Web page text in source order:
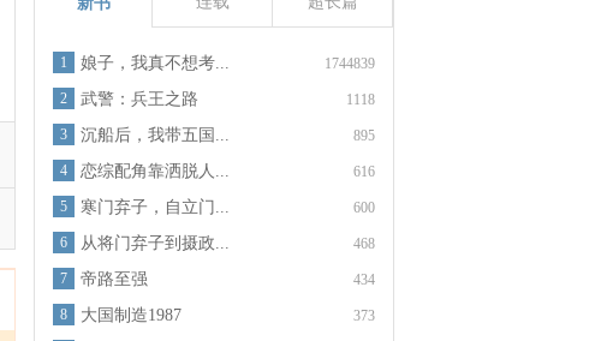
1744839
1 娘子，我真不想考...
1118
2 武警：兵王之路
895
3 沉船后，我带五国...
616
4 恋综配角靠洒脱人...
600
5 寒门弃子，自立门...
468
6 从将门弃子到摄政...
434
7 帝路至强
373
8 大国制造1987